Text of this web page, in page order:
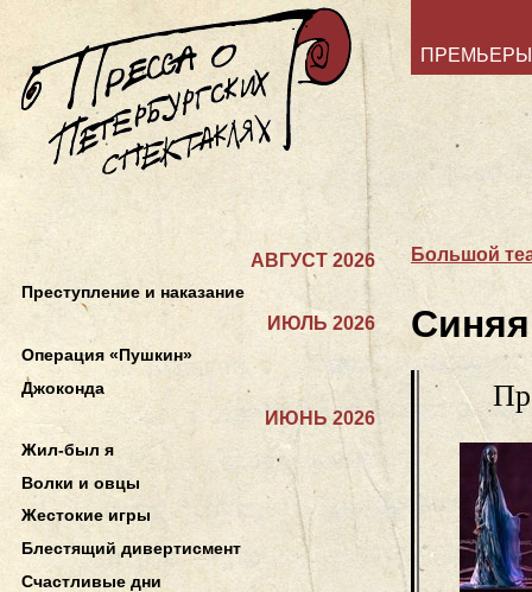
ПРЕМЬЕРЫ
Большой
АВГУСТ 2026
Преступление и наказание
ИЮЛЬ 2026
Операция «Пушкин»
Джоконда
ИЮНЬ 2026
Жил-был я
Волки и овцы
Жестокие игры
Блестящий дивертисмент
Счастливые дни